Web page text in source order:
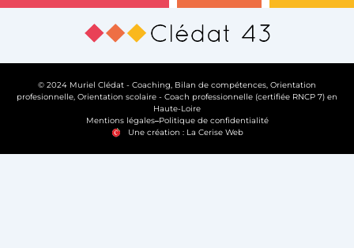
© 2024 Muriel Clédat - Coaching, Bilan de compétences, Orientation
profesionnelle, Orientation scolaire - Coach professionnelle (certifiée RNCP 7) en
Haute-Loire
Mentions légales Politique de confidentialité
Une création : La Cerise Web